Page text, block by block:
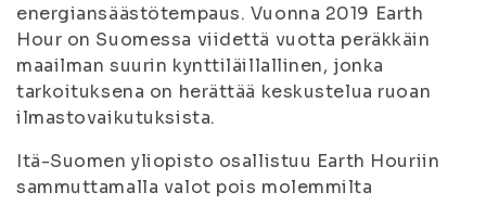
energiansäästötempaus. Vuonna 2019 Earth
Hour on Suomessa viidettä vuotta peräkkäin
maailman suurin kynttiläillallinen, jonka
tarkoituksena on herättää keskustelua ruoan
ilmastovaikutuksista.
Itä-Suomen yliopisto osallistuu Earth Houriin
sammuttamalla valot pois molemmilta